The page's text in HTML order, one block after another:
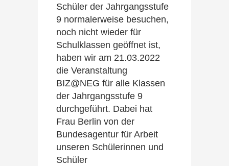
Schüler der Jahrgangsstufe
9 normalerweise besuchen,
noch nicht wieder für
Schulklassen geöffnet ist,
haben wir am 21.03.2022
die Veranstaltung
BIZ@NEG für alle Klassen
der Jahrgangsstufe 9
durchgeführt. Dabei hat
Frau Berlin von der
Bundesagentur für Arbeit
unseren Schülerinnen und
Schüler